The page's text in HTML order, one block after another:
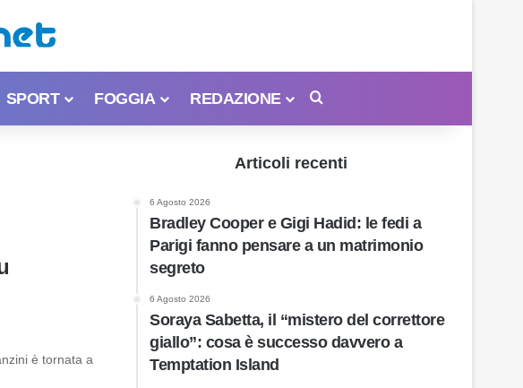
SPORT FOGGIA REDAZIONE
è tornata a
Articoli recenti
6 Agosto 2026
Bradley Cooper e Gigi Hadid: le fedi a
Parigi fanno pensare a un matrimonio
segreto
6 Agosto 2026
Soraya Sabetta, il “mistero del correttore
giallo”: cosa è successo davvero a
Temptation Island